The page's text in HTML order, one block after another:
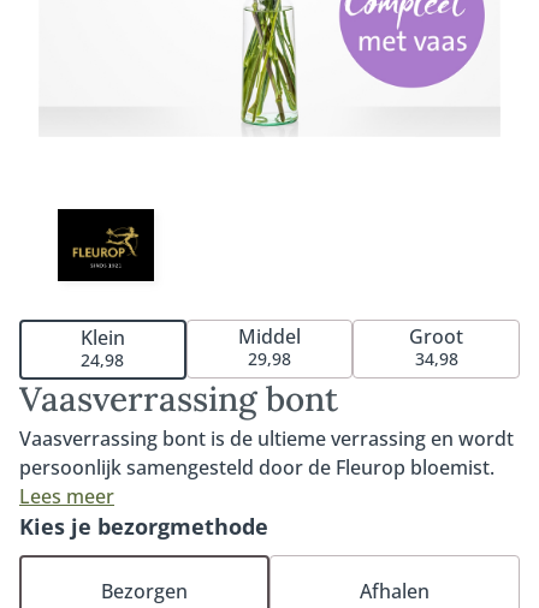
Vaasverrassing bont
Vaasverrassing bont is de ultieme verrassing en wordt
persoonlijk samengesteld door de Fleurop bloemist.
De vaasverrassing is een combinatie van een moderne
vaas beschikbaar in 3 formaten - klein, middel en groot
- met mooie verse seizoensbloemen. De bloemist kiest
de bloemen, snijdt deze voor levering schuin af en
Lees meer
Klein
24,98
Middel
29,98
Groot
34,98
Kies je bezorgmethode
Bezorgen Afhalen